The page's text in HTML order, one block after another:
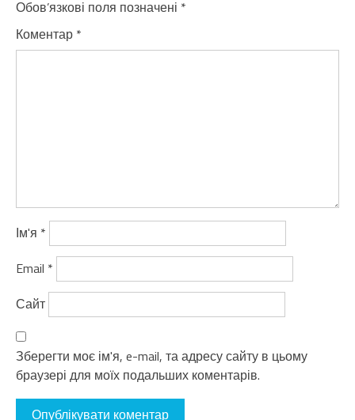
Обов’язкові поля позначені *
Коментар *
Ім'я *
Email *
Сайт
Зберегти моє ім'я, e-mail, та адресу сайту в цьому
браузері для моїх подальших коментарів.